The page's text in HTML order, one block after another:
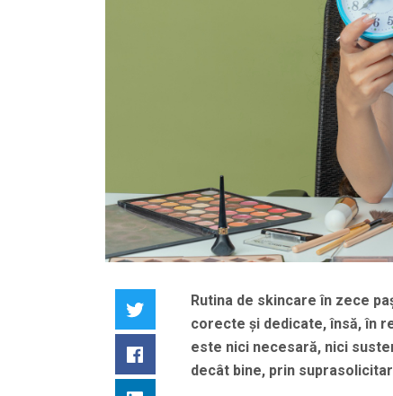
Facebook
Rutina de skincare în zece
corecte și dedicate, însă, în
este nici necesară, nici
decât bine, prin